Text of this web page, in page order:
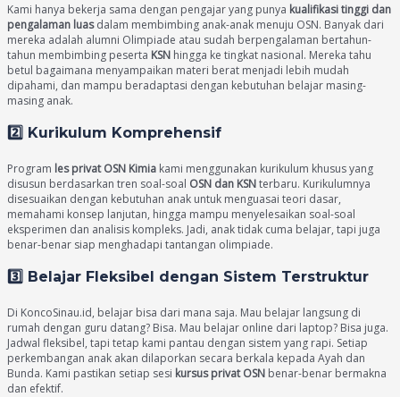
Kami hanya bekerja sama dengan pengajar yang punya kualifikasi tinggi dan
pengalaman luasdalam membimbing anak-anak menuju OSN. Banyak dari
mereka adalah alumni Olimpiade atau sudah berpengalaman bertahun-
tahun membimbing peserta KSN hingga ke tingkat nasional. Mereka tahu
betul bagaimana menyampaikan materi berat menjadi lebih mudah
dipahami, dan mampu beradaptasi dengan kebutuhan belajar masing-
masing anak.
2️⃣ Kurikulum Komprehensif
Program les privat OSN Kimia kami menggunakan kurikulum khusus yang
disusun berdasarkan tren soal-soal OSN dan KSNterbaru. Kurikulumnya
disesuaikan dengan kebutuhan anak untuk menguasai teori dasar,
memahami konsep lanjutan, hingga mampu menyelesaikan soal-soal
eksperimen dan analisis kompleks. Jadi, anak tidak cuma belajar, tapi juga
benar-benar siap menghadapi tantangan olimpiade.
3️⃣ Belajar Fleksibel dengan Sistem Terstruktur
Di KoncoSinau.id, belajar bisa dari mana saja. Mau belajar langsung di
rumah dengan guru datang? Bisa. Mau belajar online dari laptop? Bisa juga.
Jadwal fleksibel, tapi tetap kami pantau dengan sistem yang rapi. Setiap
perkembangan anak akan dilaporkan secara berkala kepada Ayah dan
Bunda. Kami pastikan setiap sesi kursus privat OSN benar-benar bermakna
dan efektif.